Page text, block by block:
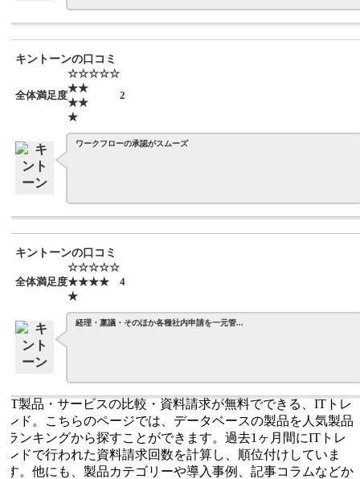
キントーンの口コミ
全体満足度
☆☆☆☆☆
★★
★★
ワークフローの承認がスムーズ
キントーンの口コミ
全体満足度
☆☆☆☆☆
★★★★
4
経理・稟議・そのほか各種社内申請を一元管...
製品・サービスの比較・資料請求が無料でできる、ITトレ
ド。こちらのページでは、データベースの製品を人気製品
ンキングから探すことができます。過去1ヶ月間にITトレ
ドで行われた資料請求回数を計算し、順位付けしていま
。他にも、製品カテゴリーや導入事例、記事コラムなどか